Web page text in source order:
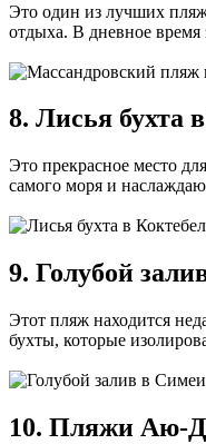
Это один из лучших
отдыха. В дневное
8. Лисья бухта
Это прекрасное место
самого моря и
9. Голубой
Этот пляж находится
бухты, которые
10. Пляжи Аю-